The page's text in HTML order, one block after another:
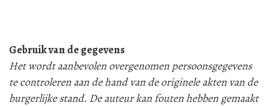
Gebruik van de gegevens
Het wordt aanbevolen overgenomen persoonsgegevens
te controleren aan de hand van de originele akten van de
burgerlijke stand. De auteur kan fouten hebben gemaakt